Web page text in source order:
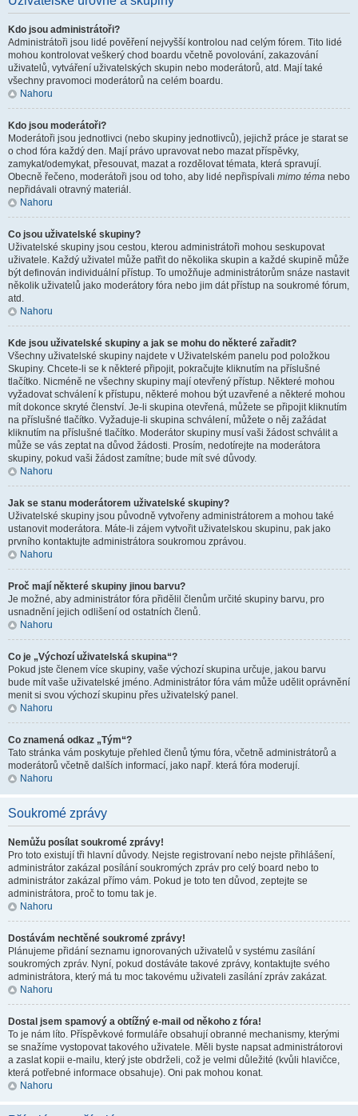
Kdo jsou administrátoři?
Administrátoři jsou lidé pověření nejvyšší kontrolou nad celým fórem. Tito lidé
mohou kontrolovat veškerý chod boardu včetně povolování, zakazování
uživatelů, vytváření uživatelských skupin nebo moderátorů, atd. Mají také
všechny pravomoci moderátorů na celém boardu.
Nahoru
Kdo jsou moderátoři?
Moderátoři jsou jednotlivci (nebo skupiny jednotlivců), jejichž práce je starat se
o chod fóra každý den. Mají právo upravovat nebo mazat příspěvky,
zamykat/odemykat, přesouvat, mazat a rozdělovat témata, která spravují.
Obecně řečeno, moderátoři jsou od toho, aby lidé nepřispívali mimo téma nebo
nepřidávali otravný materiál.
Nahoru
Co jsou uživatelské skupiny?
Uživatelské skupiny jsou cestou, kterou administrátoři mohou seskupovat
uživatele. Každý uživatel může patřit do několika skupin a každé skupině může
být definován individuální přístup. To umožňuje administrátorům snáze nastavit
několik uživatelů jako moderátory fóra nebo jim dát přístup na soukromé fórum,
atd.
Nahoru
Kde jsou uživatelské skupiny a jak se mohu do některé zařadit?
Všechny uživatelské skupiny najdete v Uživatelském panelu pod položkou
Skupiny. Chcete-li se k některé připojit, pokračujte kliknutím na příslušné
tlačítko. Nicméně ne všechny skupiny mají otevřený přístup. Některé mohou
vyžadovat schválení k přístupu, některé mohou být uzavřené a některé mohou
mít dokonce skryté členství. Je-li skupina otevřená, můžete se připojit kliknutím
na příslušné tlačítko. Vyžaduje-li skupina schválení, můžete o něj zažádat
kliknutím na příslušné tlačítko. Moderátor skupiny musí vaši žádost schválit a
může se vás zeptat na důvod žádosti. Prosím, nedotírejte na moderátora
skupiny, pokud vaši žádost zamítne; bude mít své důvody.
Nahoru
Jak se stanu moderátorem uživatelské skupiny?
Uživatelské skupiny jsou původně vytvořeny administrátorem a mohou také
ustanovit moderátora. Máte-li zájem vytvořit uživatelskou skupinu, pak jako
prvního kontaktujte administrátora soukromou zprávou.
Nahoru
Proč mají některé skupiny jinou barvu?
Je možné, aby administrátor fóra přidělil členům určité skupiny barvu, pro
usnadnění jejich odlišení od ostatních členů.
Nahoru
Co je „Výchozí uživatelská skupina“?
Pokud jste členem více skupiny, vaše výchozí skupina určuje, jakou barvu
bude mít vaše uživatelské jméno. Administrátor fóra vám může udělit oprávnění
menit si svou výchozí skupinu přes uživatelský panel.
Nahoru
Co znamená odkaz „Tým“?
Tato stránka vám poskytuje přehled členů týmu fóra, včetně administrátorů a
moderátorů včetně dalších informací, jako např. která fóra moderují.
Nahoru
Soukromé zprávy
Nemůžu posílat soukromé zprávy!
Pro toto existují tři hlavní důvody. Nejste registrovaní nebo nejste přihlášení,
administrátor zakázal posílání soukromých zpráv pro celý board nebo to
administrátor zakázal přímo vám. Pokud je toto ten důvod, zeptejte se
administrátora, proč to tomu tak je.
Nahoru
Dostávám nechtěné soukromé zprávy!
Plánujeme přidání seznamu ignorovaných uživatelů v systému zasílání
soukromých zpráv. Nyní, pokud dostáváte takové zprávy, kontaktujte svého
administrátora, který má tu moc takovému uživateli zasílání zpráv zakázat.
Nahoru
Dostal jsem spamový a obtížný e-mail od někoho z fóra!
To je nám líto. Příspěvkové formuláře obsahují obranné mechanismy, kterými
se snažíme vystopovat takového uživatele. Měli byste napsat administrátorovi
a zaslat kopii e-mailu, který jste obdrželi, což je velmi důležité (kvůli hlavičce,
která potřebné informace obsahuje). Oni pak mohou konat.
Nahoru